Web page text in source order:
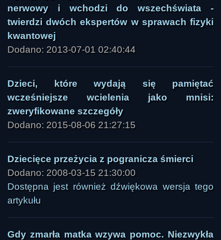
nerwowy i wchodzi do wszechświata -
twierdzi dwóch ekspertów w sprawach fizyki
kwantowej
Dodano: 2013-07-01 02:40:44
Dzieci, które wydają się pamiętać
wcześniejsze wcielenia jako mnisi:
zweryfikowane szczegóły
Dodano: 2015-08-06 21:27:15
Dziecięce przeżycia z pogranicza śmierci
Dodano: 2008-03-15 21:30:00
Dostępna jest również dźwiękowa wersja tego
artykułu
Gdy zmarła matka wzywa pomoc. Niezwykła